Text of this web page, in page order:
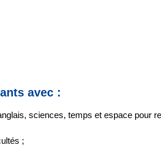
avec :
sciences, temps et espace pour
;